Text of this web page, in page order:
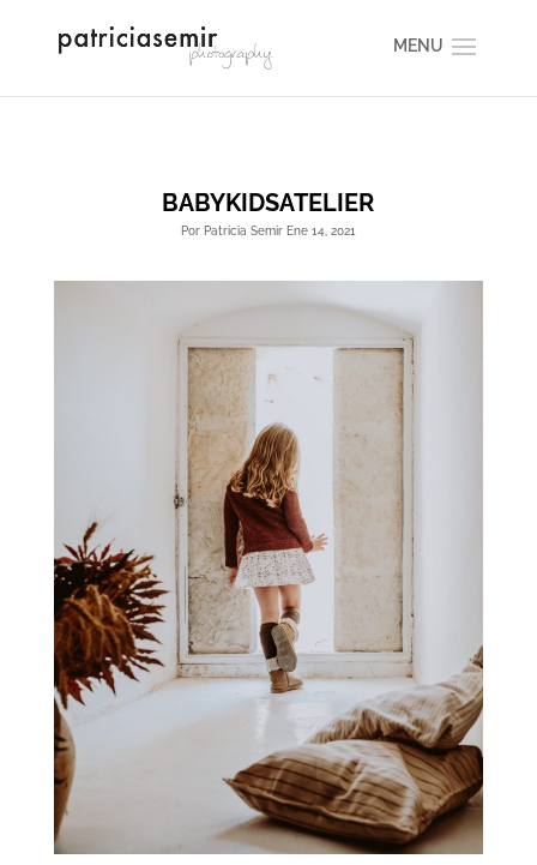
BABYKIDSATELIER
Por Patricia Semir Ene 14, 2021